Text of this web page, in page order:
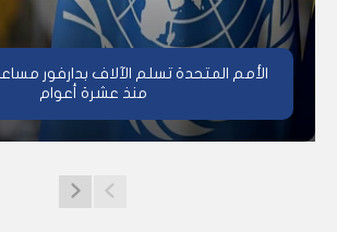
الأمم المتحدة تسلم الآلاف بدارفور
منذ عشرة أعوام